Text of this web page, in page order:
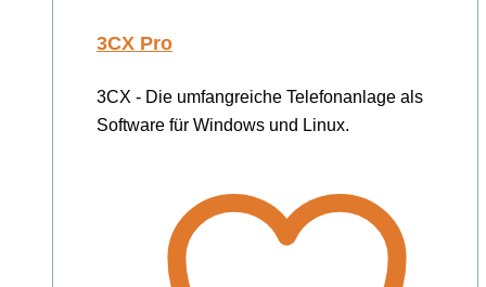
3CX Pro
3CX - Die umfangreiche Telefonanlage als
Software für Windows und Linux.